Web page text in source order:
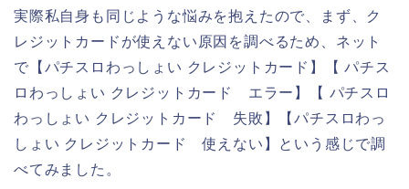
実際私自身も同じような悩みを抱えたので、まず、ク
レジットカードが使えない原因を調べるため、ネット
で【パチスロわっしょい クレジットカード】【 パチス
ロわっしょい クレジットカード エラー】【 パチスロ
わっしょい クレジットカード 失敗】【パチスロわっ
しょい クレジットカード 使えない】という感じで調
べてみました。